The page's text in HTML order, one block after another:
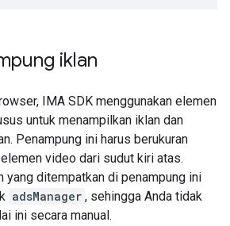
iklan
IMA SDK menggunakan elemen
untuk menampilkan iklan dan
Penampung ini harus berukuran
video dari sudut kiri atas.
yang ditempatkan di penampung ini
adsManager , sehingga Anda tidak
ini secara manual.